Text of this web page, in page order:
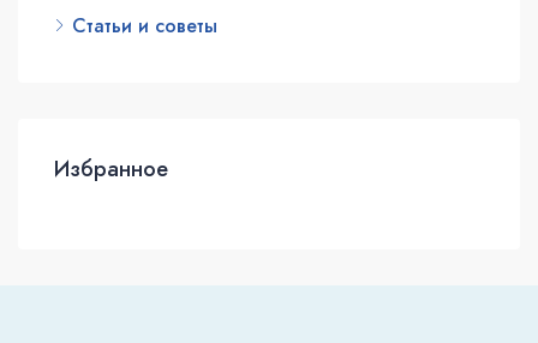
Статьи и советы
Избранное